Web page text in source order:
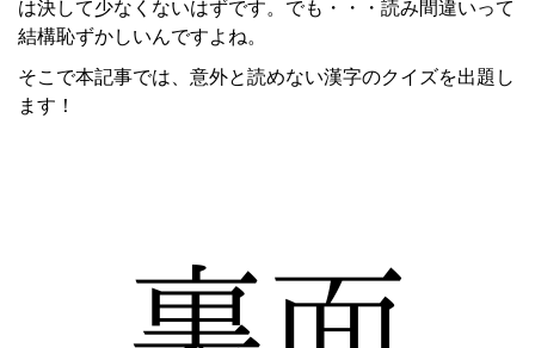
は決して少なくないはずです。でも・・・読み間違いって
結構恥ずかしいんですよね。
そこで本記事では、意外と読めない漢字のクイズを出題し
ます！